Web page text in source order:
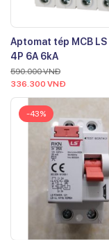
Aptomat tép MCB LS
4P 6A 6kA
590.000VNĐ
336.300 VNĐ
-43%